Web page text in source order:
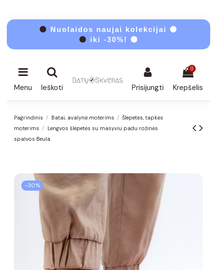
⚫ Nuolaidos naujai kolekcijai ⚫
⚫ iki -30%! ⚫
Menu Ieškoti Prisijungti
0
Krepšelis
Pagrindinis Batai, avalynė moterims
Šlepetės, tapkės
moterims
Lengvos šlepetės su masyviu padu rožinės
spalvos Beula
−30%